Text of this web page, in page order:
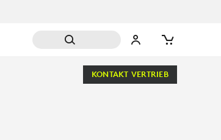
KONTAKT VERTRIEB